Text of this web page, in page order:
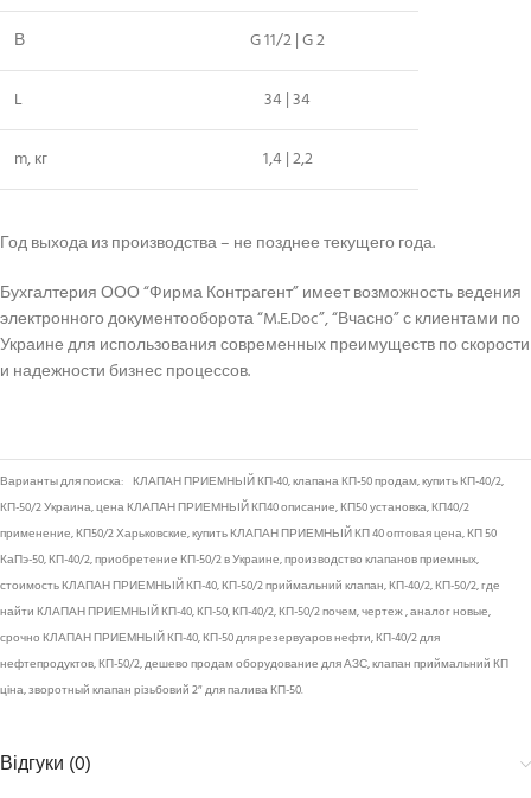
В G 11/2 | G 2
L 34 | 34
m, кг 1,4 | 2,2
Год выхода из производства – не позднее текущего года.
Бухгалтерия ООО “Фирма Контрагент” имеет возможность ведения
электронного документооборота “M.E.Doc”, “Вчасно” с клиентами по
Украине для использования современных преимуществ по скорости
и надежности бизнес процессов.
Варианты для поиска: КЛАПАН ПРИЕМНЬІЙ КП-40, клапана КП-50 продам, купить КП-40/2,
КП-50/2 Украина, цена КЛАПАН ПРИЕМНЬІЙ КП40 описание, КП50 установка, КП40/2
применение, КП50/2 Харьковские, купить КЛАПАН ПРИЕМНЬІЙ КП 40 оптовая цена, КП 50
КаПэ-50, КП-40/2, приобретение КП-50/2 в Украине, производство клапанов приемных,
стоимость КЛАПАН ПРИЕМНЬІЙ КП-40, КП-50/2 приймальний клапан, КП-40/2, КП-50/2, где
найти КЛАПАН ПРИЕМНЬІЙ КП-40, КП-50, КП-40/2, КП-50/2 почем, чертеж , аналог новые,
срочно КЛАПАН ПРИЕМНЬІЙ КП-40, КП-50 для резервуаров нефти, КП-40/2 для
нефтепродуктов, КП-50/2, дешево продам оборудование для АЗС, клапан приймальний КП
ціна, зворотный клапан різьбовий 2″ для палива КП-50.
Відгуки (0)